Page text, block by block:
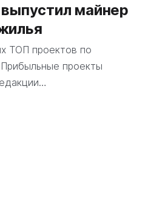
майнер
ТОП проектов по
проекты